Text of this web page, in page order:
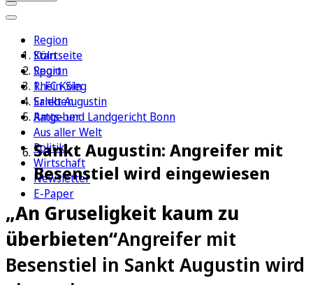
Region
Köln
Sport
1. FC Köln
Erleben
Ratgeber
Aus aller Welt
Politik
Wirtschaft
Newsletter
E-Paper
Startseite
Region
Rhein-Sieg
Sankt Augustin
Amts- und Landgericht Bonn
Sankt Augustin: Angreifer mit
Besenstiel wird eingewiesen
„An Gruseligkeit kaum zu
überbieten“Angreifer mit
Besenstiel in Sankt Augustin wird